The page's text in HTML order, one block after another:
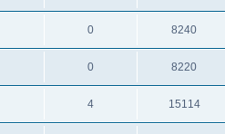
0 8240
0 8220
4 15114